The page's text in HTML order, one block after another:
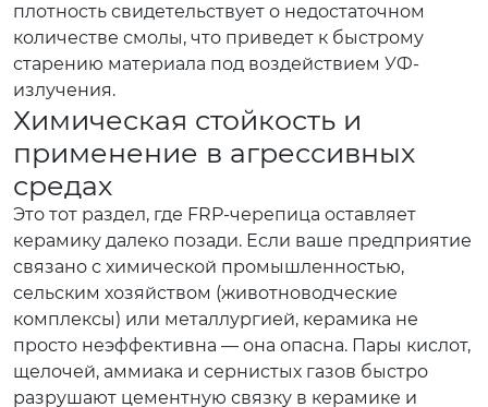
плотность свидетельствует о недостаточном
количестве смолы, что приведет к быстрому
старению материала под воздействием УФ-
излучения.
Химическая стойкость и
применение в агрессивных
средах
Это тот раздел, где FRP-черепица оставляет
керамику далеко позади. Если ваше предприятие
связано с химической промышленностью,
сельским хозяйством (животноводческие
комплексы) или металлургией, керамика не
просто неэффективна — она опасна. Пары кислот,
щелочей, аммиака и сернистых газов быстро
разрушают цементную связку в керамике и